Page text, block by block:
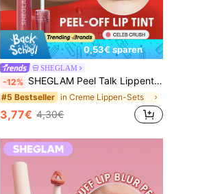
0,53€ sparen
SHEGLAM
-12% SHEGLAM Peel Talk Lippentönung - Celeb Crush
#5 Bestseller in Creme Lippen-Sets
3,77€ 4,30€